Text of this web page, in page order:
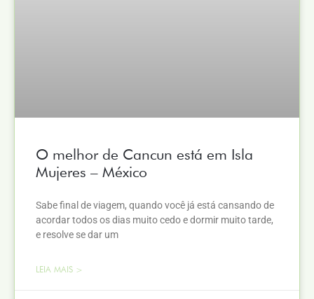
O melhor de Cancun está em Isla
Mujeres – México
Sabe final de viagem, quando você já está cansando de
acordar todos os dias muito cedo e dormir muito tarde,
e resolve se dar um
LEIA MAIS >